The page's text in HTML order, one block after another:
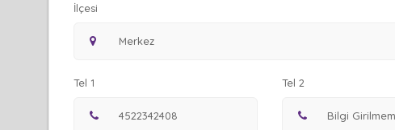
İlçesi
Tel 1 Tel 2